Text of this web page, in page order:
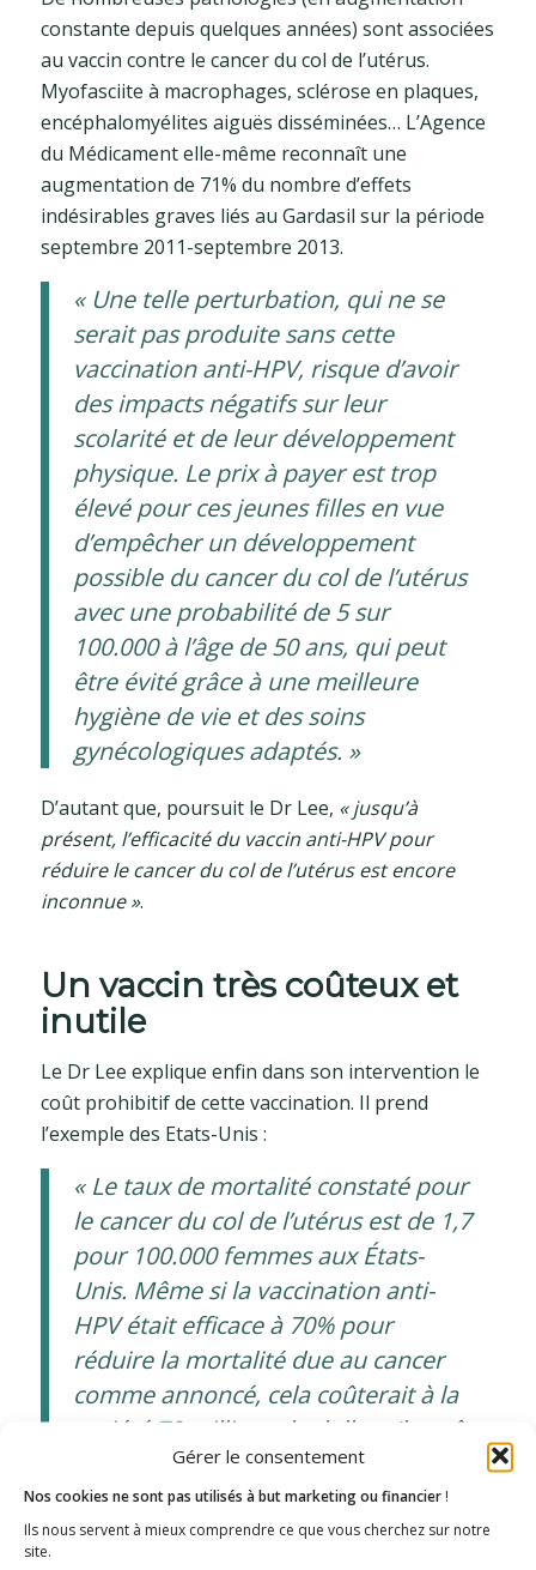
Gérer le consentement
Nos cookies ne sont pas utilisés à but marketing ou financier !
Ils nous servent à mieux comprendre ce que vous cherchez sur notre
site.
constante depuis quelques années) sont associées
au vaccin contre le cancer du col de l’utérus.
Myofasciite à macrophages, sclérose en plaques,
encéphalomyélites aiguës disséminées… L’Agence
du Médicament elle-même reconnaît une
augmentation de 71% du nombre d’effets
indésirables graves liés au Gardasil sur la période
septembre 2011-septembre 2013.
« Une telle perturbation, qui ne se
serait pas produite sans cette
vaccination anti-HPV, risque d’avoir
des impacts négatifs sur leur
scolarité et de leur développement
physique. Le prix à payer est trop
élevé pour ces jeunes filles en vue
d’empêcher un développement
possible du cancer du col de l’utérus
avec une probabilité de 5 sur
100.000 à l’âge de 50 ans, qui peut
être évité grâce à une meilleure
hygiène de vie et des soins
gynécologiques adaptés. »
D’autant que, poursuit le Dr Lee, « jusqu’à
présent, l’efficacité du vaccin anti-HPV pour
réduire le cancer du col de l’utérus est encore
inconnue ».
Un vaccin très coûteux et
inutile
Le Dr Lee explique enfin dans son intervention le
coût prohibitif de cette vaccination. Il prend
l’exemple des Etats-Unis :
« Le taux de mortalité constaté pour
le cancer du col de l’utérus est de 1,7
pour 100.000 femmes aux États-
Unis. Même si la vaccination anti-
HPV était efficace à 70% pour
réduire la mortalité due au cancer
comme annoncé, cela coûterait à la
société 70 millions de dollars (le coût
pour 3 doses de Gardasil® plus les
honoraires du médecin par
personne est d’environ 700 dollars.